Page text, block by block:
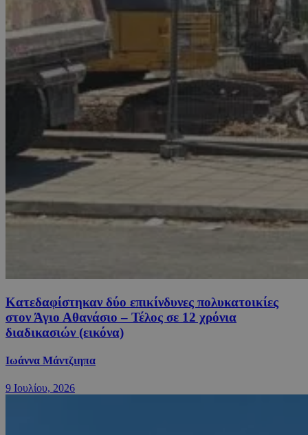
Κατεδαφίστηκαν δύο επικίνδυνες πολυκατοικίες
στον Άγιο Αθανάσιο – Τέλος σε 12 χρόνια
διαδικασιών (εικόνα)
Ιωάννα Μάντζιηπα
9 Ιουλίου, 2026